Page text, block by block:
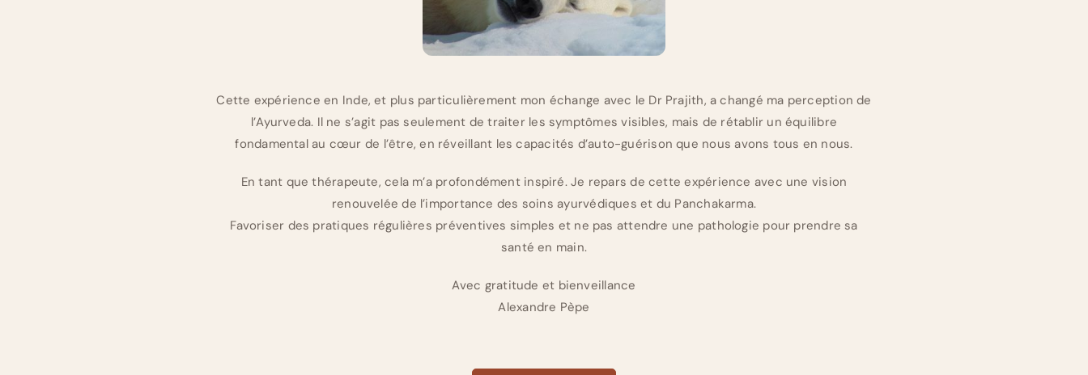
Cette expérience en Inde, et plus particulièrement mon échange avec le Dr Prajith, a changé ma perception de
l’Ayurveda. Il ne s’agit pas seulement de traiter les symptômes visibles, mais de rétablir un équilibre
fondamental au cœur de l’être, en réveillant les capacités d’auto-guérison que nous avons tous en nous.
En tant que thérapeute, cela m’a profondément inspiré. Je repars de cette expérience avec une vision
renouvelée de l’importance des soins ayurvédiques et du Panchakarma.
Favoriser des pratiques régulières préventives simples et ne pas attendre une pathologie pour prendre sa
santé en main.
Avec gratitude et bienveillance
Alexandre Pèpe